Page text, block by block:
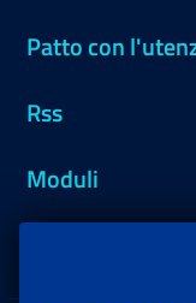
Patto con
Rss
Moduli